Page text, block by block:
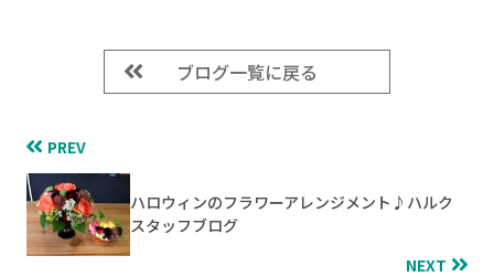
ブログ一覧に戻る
PREV
ハロウィンのフラワーアレンジメント♪ハルク
スタッフブログ
NEXT